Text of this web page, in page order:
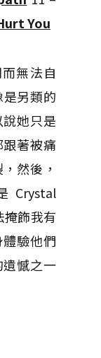
You
無法自
是另類的
她只是
著被痛
然後，
Crystal
掩飾我有
驗他們
憾之一